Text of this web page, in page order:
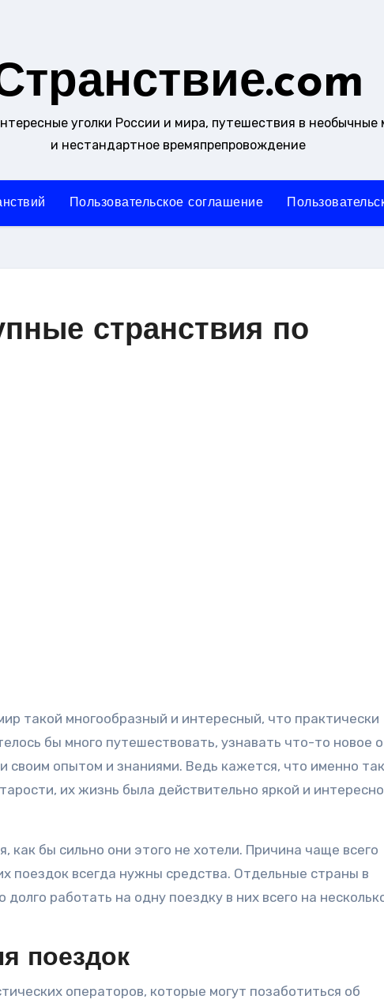
уголки России и мира, путешествия в необычные
и нестандартное времяпрепровождение
Пользовательское соглашение
странствия по
такой многообразный и интересный, что практически
бы много путешествовать, узнавать что-то новое о
своим опытом и знаниями. Ведь кажется, что именно
их жизнь была действительно яркой и
как бы сильно они этого не хотели. Причина чаще всего
поездок всегда нужны средства. Отдельные страны в
работать на одну поездку в них всего на
поездок
операторов, которые могут позаботиться об